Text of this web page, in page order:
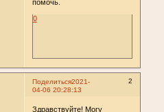
помочь.
0
Поделиться 2
2021-
04-06 20:28:13
Здравствуйте! Могу